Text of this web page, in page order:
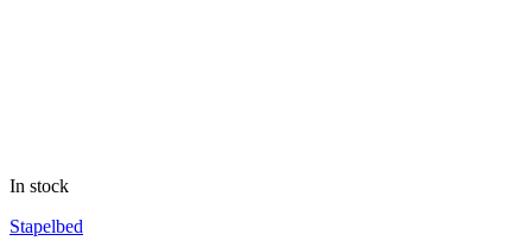
In stock
Stapelbed